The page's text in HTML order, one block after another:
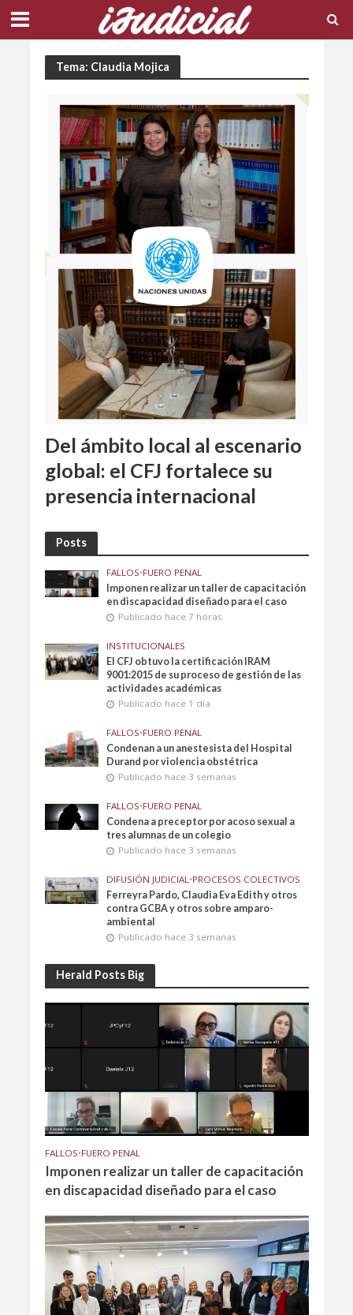
Tema: Claudia Mojica
Del ámbito local al escenario
global: el CFJ fortalece su
presencia internacional
Posts
FALLOS•FUERO PENAL
Imponen realizar un taller de capacitación
en discapacidad diseñado para el caso
Publicado hace 7 horas
INSTITUCIONALES
El CFJ obtuvo la certificación IRAM
9001:2015 de su proceso de gestión de las
actividades académicas
Publicado hace 1 día
FALLOS•FUERO PENAL
Condenan a un anestesista del Hospital
Durand por violencia obstétrica
Publicado hace 3 semanas
FALLOS•FUERO PENAL
Condena a preceptor por acoso sexual a
tres alumnas de un colegio
Publicado hace 3 semanas
DIFUSIÓN JUDICIAL •PROCESOS COLECTIVOS
Ferreyra Pardo, Claudia Eva Edith y otros
contra GCBA y otros sobre amparo-
ambiental
Publicado hace 3 semanas
Herald Posts Big
FALLOS•FUERO PENAL
Imponen realizar un taller de capacitación
en discapacidad diseñado para el caso